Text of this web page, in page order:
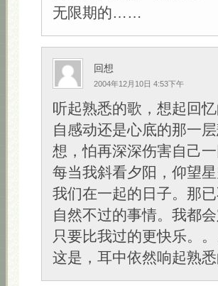
无限期的……
回想
2004年12月10日 4:53下午
听起熟悉的歌，想起回
自感动还是心底的那一
想，怕再深深伤害自己一
每当我斜看夕阳，仰望
我们在一起的日子。那
自然不过的事情。我都
只要比我过的更快乐。。
这是，耳中依然响起熟